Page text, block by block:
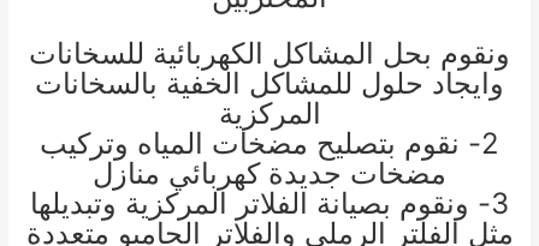
ونقوم بحل المشاكل الكهربائية للسخانات
وايجاد حلول للمشاكل الخفية بالسخانات
المركزية
2- نقوم بتصليح مضخات المياه وتركيب
مضخات جديدةكهربائي منازل
3- ونقوم بصيانة الفلاتر المركزية وتبديلها
مثل الفلتر الرملي والفلاتر الجامبو متعددة